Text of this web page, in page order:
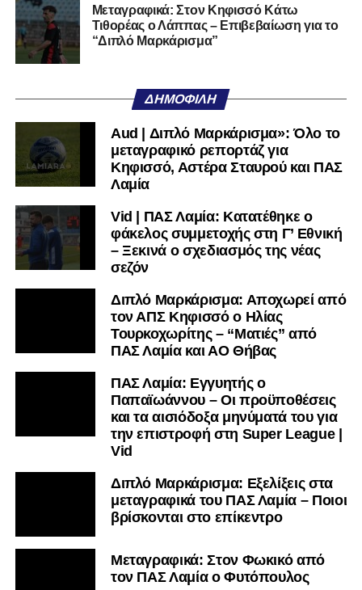
Ακολουθήστε τοlamiara.grστοGoogle Newsγια να
μαθαίνετε πρώτοι τα κυανόλευκα νέα στην Ελλάδα και τον
Twitterκαι στοInstagram
μαθαίνετε σε χρόνο dt όλα τα νέα.
Μεταγραφικά: Στον Κηφισσό Κάτω
Τιθορέας ο Λάππας – Επιβεβαίωση για το
“Διπλό Μαρκάρισμα”
ΔΗΜΟΦΙΛΉ
Aud | Διπλό Μαρκάρισμα»: Όλο το
μεταγραφικό ρεπορτάζ για
Κηφισσό, Αστέρα Σταυρού και ΠΑΣ
Λαμία
Vid | ΠΑΣ Λαμία: Κατατέθηκε ο
φάκελος συμμετοχής στη Γ’ Εθνική
– Ξεκινά ο σχεδιασμός της νέας
σεζόν
Διπλό Μαρκάρισμα: Αποχωρεί από
τον ΑΠΣ Κηφισσό ο Ηλίας
Τουρκοχωρίτης – “Ματιές” από
ΠΑΣ Λαμία και ΑΟ Θήβας
ΠΑΣ Λαμία: Εγγυητής ο
Παπαϊωάννου – Οι προϋποθέσεις
και τα αισιόδοξα μηνύματά του για
την επιστροφή στη Super League |
Vid
Διπλό Μαρκάρισμα: Εξελίξεις στα
μεταγραφικά του ΠΑΣ Λαμία – Ποιοι
βρίσκονται στο επίκεντρο
Μεταγραφικά: Στον Φωκικό από
τον ΠΑΣ Λαμία ο Φυτόπουλος